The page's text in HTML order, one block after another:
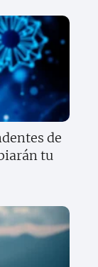
de
tu